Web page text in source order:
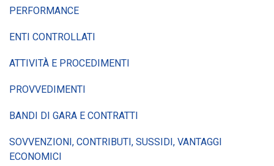
PERFORMANCE
ENTI CONTROLLATI
ATTIVITÀ E PROCEDIMENTI
PROVVEDIMENTI
BANDI DI GARA E CONTRATTI
SOVVENZIONI, CONTRIBUTI, SUSSIDI, VANTAGGI
ECONOMICI